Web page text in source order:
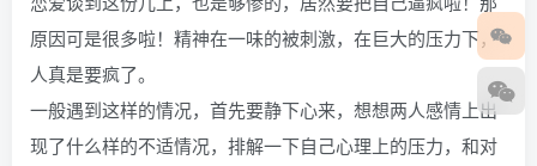
原因可是很多啦！精神在一味的被刺激，在巨大的压力下，
人真是要疯了。
一般遇到这样的情况，首先要静下心来，想想两人感情上出
现了什么样的不适情况，排解一下自己心理上的压力，和对